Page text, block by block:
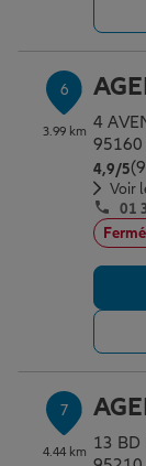
6
3.99 km 4
95160
4,9/5
Voir
01
7
4.44 km 13 BD